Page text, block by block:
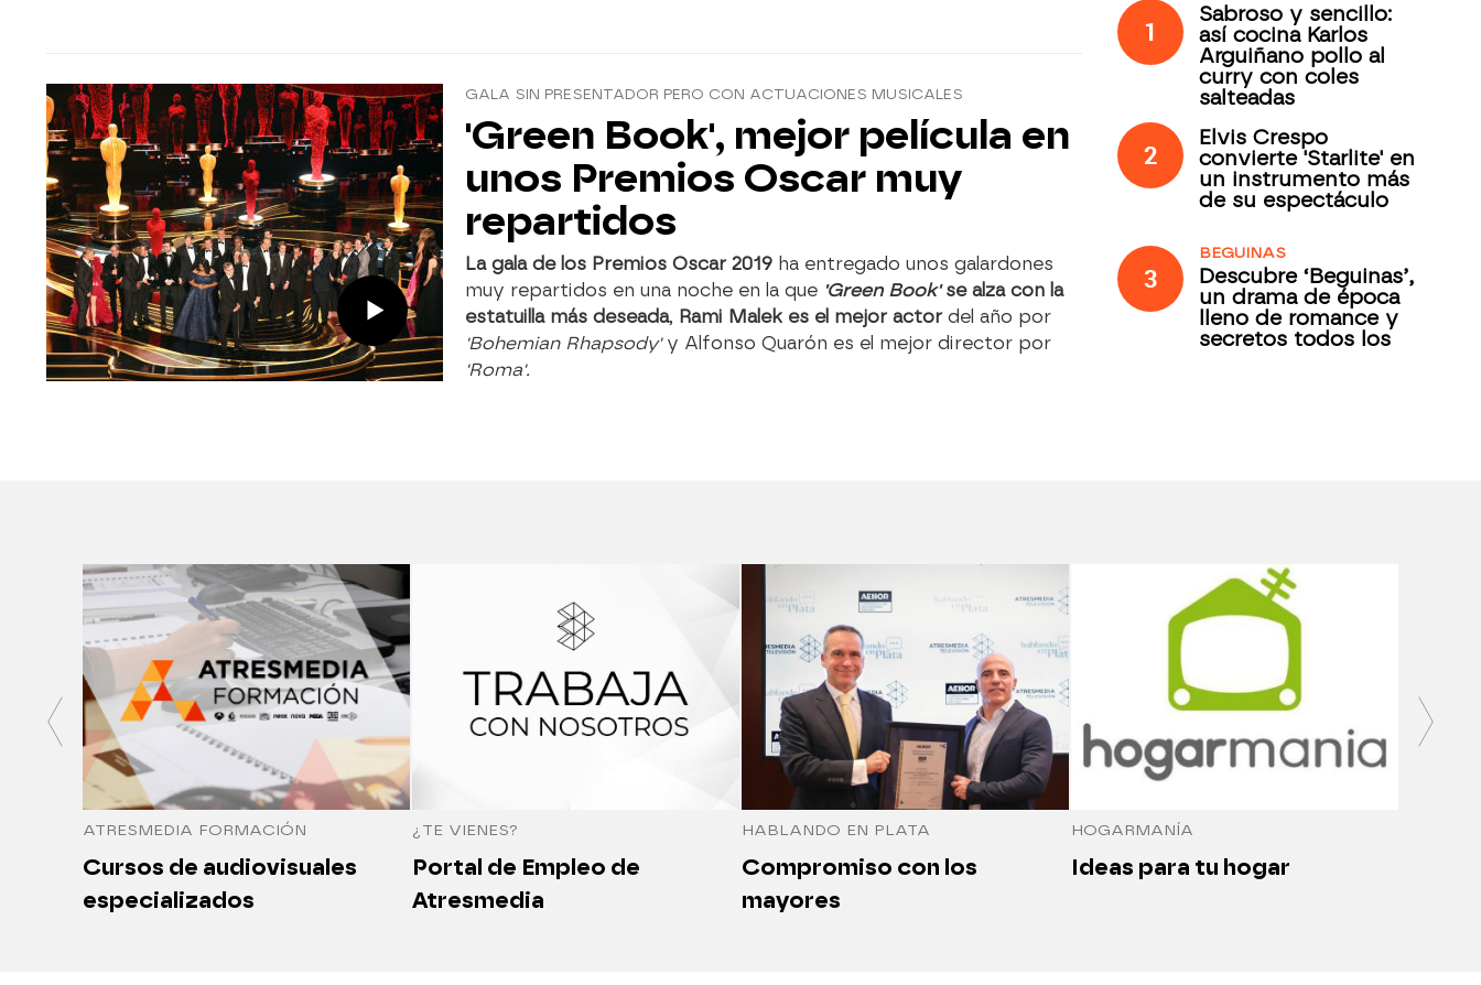
GALA SIN PRESENTADOR PERO CON ACTUACIONES MUSICALES
'Green Book', mejor película en
unos Premios Oscar muy
repartidos
La gala de los Premios Oscar 2019 ha entregado unos galardones
muy repartidos en una noche en la que 'Green Book'se alza con la
estatuilla más deseada, Rami Malek es el mejor actor del año por
'Bohemian Rhapsody'y Alfonso Quarón es el mejor director por
'Roma'.
1
Sabroso y sencillo:
así cocina Karlos
Arguiñano pollo al
curry con coles
salteadas
2
Elvis Crespo
convierte 'Starlite' en
un instrumento más
de su espectáculo
3
BEGUINAS
Descubre ‘Beguinas’,
un drama de época
lleno de romance y
secretos todos los
ATRESMEDIA FORMACIÓN
Cursos de audiovisuales
especializados
¿TE VIENES?
Portal de Empleo de
Atresmedia
HABLANDO EN PLATA
Compromiso con los
mayores
HOGARMANÍA
Ideas para tu hogar